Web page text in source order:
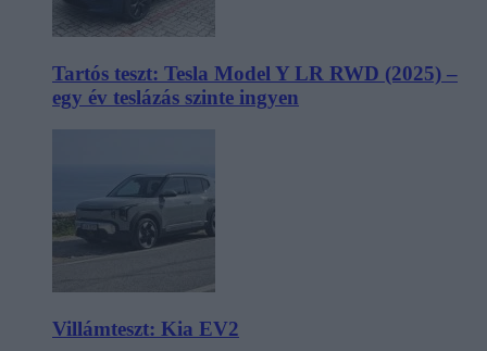
Tartós teszt: Tesla Model Y LR RWD (2025) –
egy év teslázás szinte ingyen
Villámteszt: Kia EV2